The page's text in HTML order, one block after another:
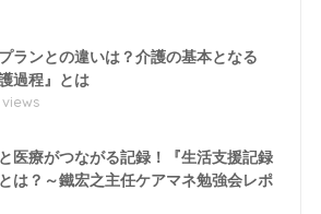
ランとの違いは？介護の基本となる
護過程』とは
医療がつながる記録！『生活支援記録
は？～鐵宏之主任ケアマネ勉強会レポ